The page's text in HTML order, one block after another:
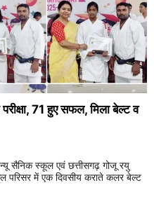
71 हुए सफल, मिला बेल्ट व
न्यू सैनिक स्कूल एवं छत्तीसगढ़ गोजू रयु
परिसर में एक दिवसीय कराते कलर बेल्ट